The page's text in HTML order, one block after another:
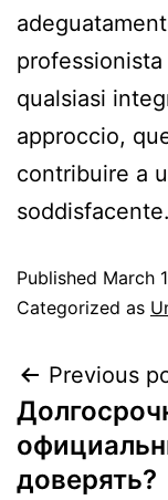
qualsiasi
approccio,
contribuire a
soddisfacente.
Published March
Categorized as
Previous
доверять?